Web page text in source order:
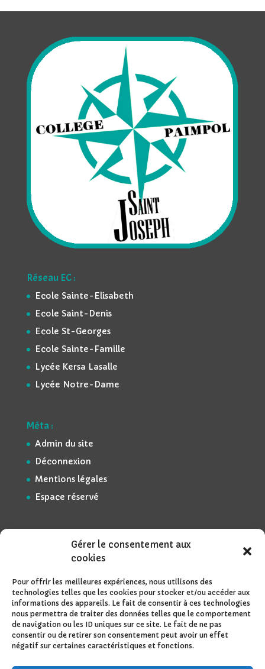
Gérer le consentement aux
cookies
Pour offrir les meilleures expériences, nous utilisons des
technologies telles que les cookies pour stocker et/ou accéder aux
informations des appareils. Le fait de consentir à ces technologies
nous permettra de traiter des données telles que le comportement
de navigation ou les ID uniques sur ce site. Le fait de ne pas
consentir ou de retirer son consentement peut avoir un effet
négatif sur certaines caractéristiques et fonctions.
Réseau EC :
Ecole Sainte-Elisabeth
Ecole Saint-Denis
Ecole St-Georges
Ecole Sainte-Famille
Lycée Kersa Lasalle
Lycée Notre-Dame
Méta :
Admin du site
Déconnexion
Mentions légales
Espace réservé